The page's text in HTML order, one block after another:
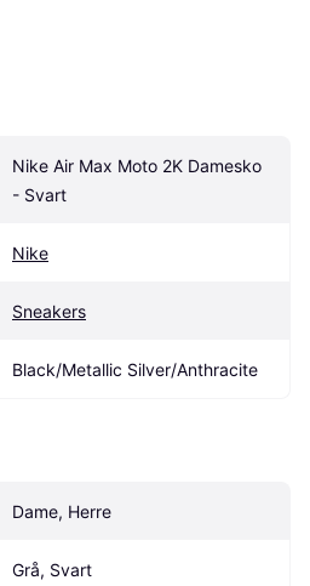
Nike Air Max Moto 2K Damesko
- Svart
Nike
Sneakers
Black/Metallic Silver/Anthracite
Dame, Herre
Grå, Svart